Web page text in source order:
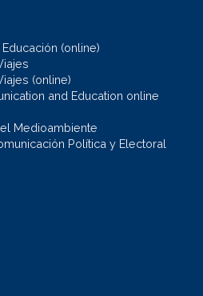
(online)
(online)
and Education online
Medioambiente
Política y Electoral